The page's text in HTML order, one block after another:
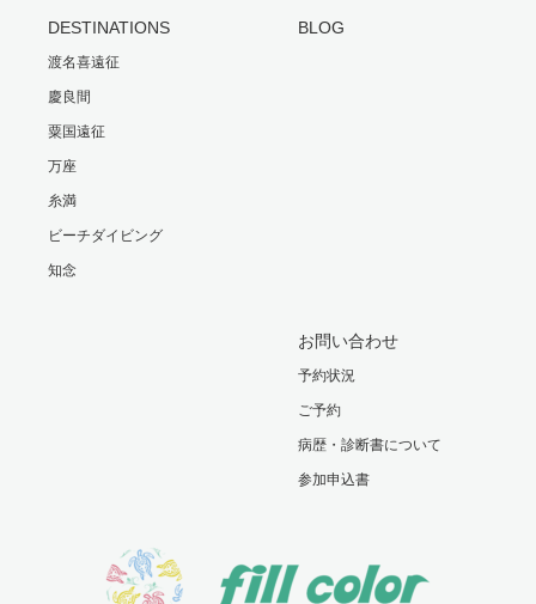
DESTINATIONS
渡名喜遠征
慶良間
粟国遠征
万座
糸満
ビーチダイビング
知念
BLOG
お問い合わせ
予約状況
ご予約
病歴・診断書について
参加申込書